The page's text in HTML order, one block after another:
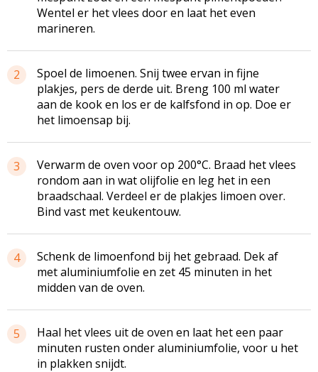
Wentel er het vlees door en laat het even
marineren.
2
Spoel de limoenen. Snij twee ervan in fijne
plakjes, pers de derde uit. Breng 100 ml water
aan de kook en los er de kalfsfond in op. Doe er
het limoensap bij.
3
Verwarm de oven voor op 200°C. Braad het vlees
rondom aan in wat olijfolie en leg het in een
braadschaal. Verdeel er de plakjes limoen over.
Bind vast met keukentouw.
4
Schenk de limoenfond bij het gebraad. Dek af
met aluminiumfolie en zet 45 minuten in het
midden van de oven.
5
Haal het vlees uit de oven en laat het een paar
minuten rusten onder aluminiumfolie, voor u het
in plakken snijdt.